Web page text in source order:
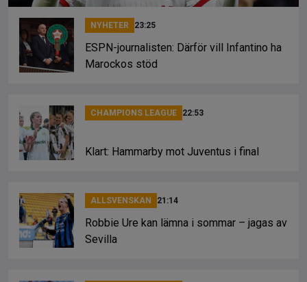
NYHETER 23:25
ESPN-journalisten: Därför vill Infantino ha
Marockos stöd
CHAMPIONS LEAGUE 22:53
Klart: Hammarby mot Juventus i final
ALLSVENSKAN 21:14
Robbie Ure kan lämna i sommar – jagas av
Sevilla